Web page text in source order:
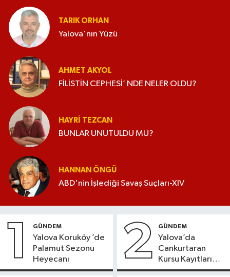
TARIK ORHAN
Yalova'nın Yüzü
AHMET AKYOL
FİLİSTİN CEPHESİ’ NDE NELER OLDU?
HAYRI TEZCAN
BUNLAR UNUTULDU MU?
HANNAN ÖNGÜ
ABD'nin İşlediği Savaş Suçları-XIV
1 GÜNDEM
Yalova Koruköy ’de
Palamut Sezonu
Heyecanı
2 GÜNDEM
Yalova’da
Cankurtaran
Kursu Kayıtları
Başladı